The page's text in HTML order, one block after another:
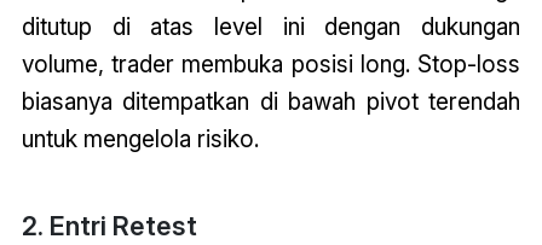
ditutup di atas level ini dengan dukungan
volume, trader membuka posisi long. Stop-loss
biasanya ditempatkan di bawah pivot terendah
untuk mengelola risiko.
2. Entri Retest